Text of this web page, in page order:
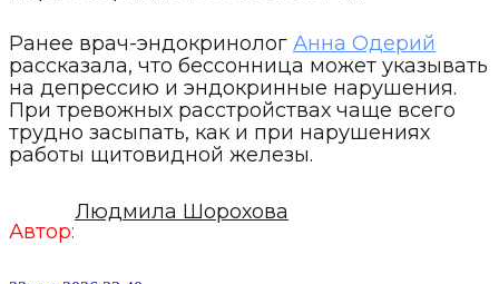
Ранее врач-эндокринолог Анна Одерий
рассказала, что бессонница может указывать
на депрессию и эндокринные нарушения.
При тревожных расстройствах чаще всего
трудно засыпать, как и при нарушениях
работы щитовидной железы.
Автор:
Людмила Шорохова